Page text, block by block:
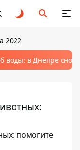
2022
воды: в Днепре
помогите